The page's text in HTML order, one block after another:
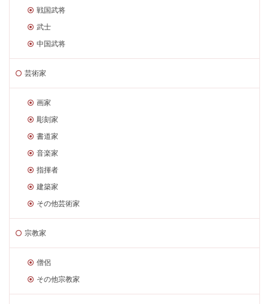
戦国武将
武士
中国武将
芸術家
画家
彫刻家
書道家
音楽家
指揮者
建築家
その他芸術家
宗教家
僧侶
その他宗教家